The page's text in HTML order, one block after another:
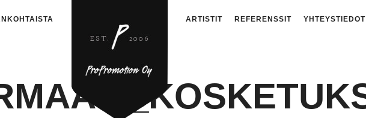
ARTISTIT REFERENSSIT YHTEYSTIEDOT